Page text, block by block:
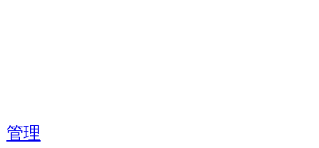
管理